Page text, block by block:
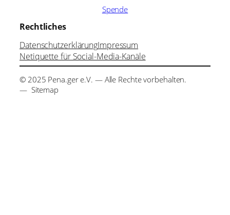
Spende
Rechtliches
DatenschutzerklärungImpressum
Netiquette für Social-Media-Kanäle
© 2025 Pena.ger e.V. — Alle Rechte vorbehalten.
— Sitemap